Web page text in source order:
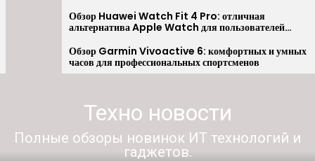
Обзор Huawei Watch Fit 4 Pro: отличная
альтернатива Apple Watch для пользователей
Обзор Garmin Vivoactive 6: комфортных и умных
часов для профессиональных спортсменов
Техно новости
Полные обзоры новинок ИТ технологий и
гаджетов.